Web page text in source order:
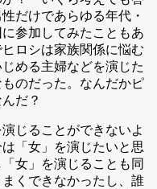
だけであらゆる年代・
参加してみたこともあ
ロシは家族関係に悩む
める主婦などを演じた
のだった。なんだかピ
だ？
じることができないよ
「女」を演じたいと思
女」を演じることも同
くできなかったし、誰